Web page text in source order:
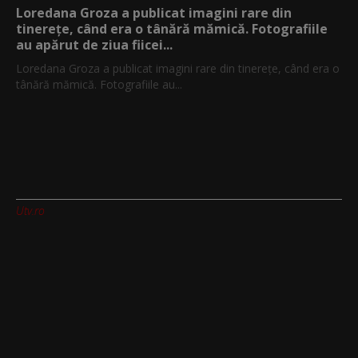
Loredana Groza a publicat imagini rare din
tinerețe, când era o tânără mămică. Fotografiile
au apărut de ziua fiicei...
Loredana Groza a publicat imagini rare din tinerețe, când era o
tânără mămică. Fotografiile au...
Utv.ro